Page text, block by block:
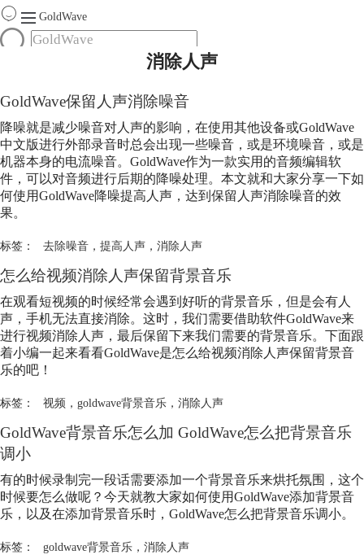
GoldWave
服务
下载
购买
消除人声
GoldWave保留人声消除噪音
降噪就是减少噪音对人声的影响，在使用其他设备或GoldWave
中文版进行外部录音时总会出现一些噪音，或是环境噪音，或是
机器本身的电流噪音。GoldWave作为一款实用的音频编辑软
件，可以对音频进行后期的降噪处理。本文就和大家分享一下如
何使用GoldWave降噪提高人声，达到保留人声消除噪音的效
果。
标签： 去除噪音， 提高人声， 消除人声
怎么给视频消除人声保留背景音乐
在观看短视频的时候经常会遇到好听的背景音乐，但是会有人
声，手机无法直接消除。这时，我们需要借助软件GoldWave来
进行视频消除人声 ，最后保留下来我们需要的背景音乐。下面跟
着小编一起来看看GoldWave是怎么给视频消除人声保留背景音
乐的吧！
标签： 视频， goldwave背景音乐， 消除人声
GoldWave背景音乐怎么加 GoldWave怎么把背景音乐
调小
有的时候录制完一段话需要添加一个背景音乐来烘托氛围，这个
时候要怎么做呢？今天就教大家如何使用GoldWave添加背景音
乐，以及在添加背景音乐时，GoldWave怎么把背景音乐调小。
标签： goldwave背景音乐， 消除人声